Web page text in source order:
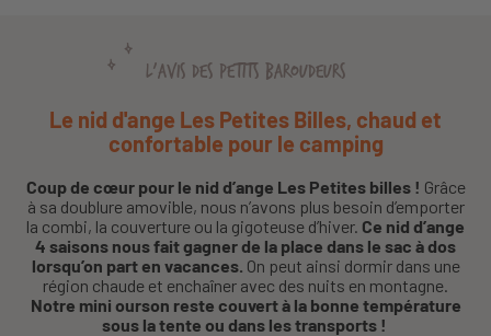
L'AVIS DES PETITS BAROUDEURS
Le nid d'ange Les Petites Billes, chaud et
confortable pour le camping
Coup de cœur pour le nid d’ange Les Petites billes ! Grâce
à sa doublure amovible, nous n’avons plus besoin d’emporter
la combi, la couverture ou la gigoteuse d’hiver. Ce nid d’ange
4 saisons nous fait gagner de la place dans le sac à dos
lorsqu’on part en vacances. On peut ainsi dormir dans une
région chaude et enchaîner avec des nuits en montagne.
Notre mini ourson reste couvert à la bonne température
sous la tente ou dans les transports !